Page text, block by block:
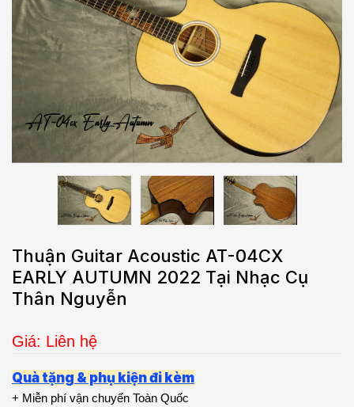
Thuận Guitar Acoustic AT-04CX
EARLY AUTUMN 2022 Tại Nhạc Cụ
Thân Nguyễn
Giá: Liên hệ
Quà tặng & phụ kiện đi kèm
+ Miễn phí vận chuyển Toàn Quốc